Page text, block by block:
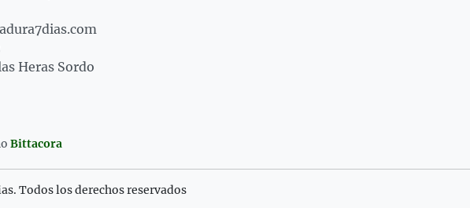
Heras Sordo
Bittacora
Todos los derechos reservados